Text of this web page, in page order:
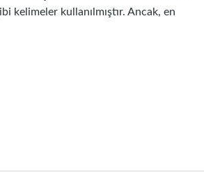
kelimeler kullanılmıştır. Ancak, en